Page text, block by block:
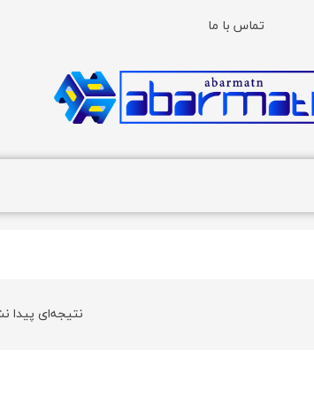
تماس با ما
نتیجه‌ای پیدا